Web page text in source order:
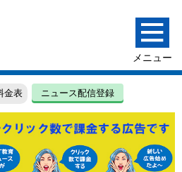
金表 ニュース配信登録